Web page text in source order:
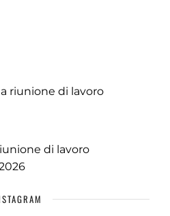
riunione di lavoro
di lavoro